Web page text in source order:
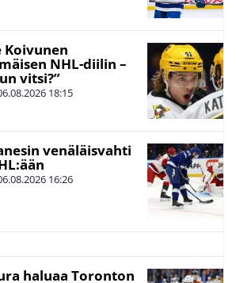
Koivunen
NHL-diilin –
vitsi?”
18:15
venäläisvahti
16:26
haluaa Toronton